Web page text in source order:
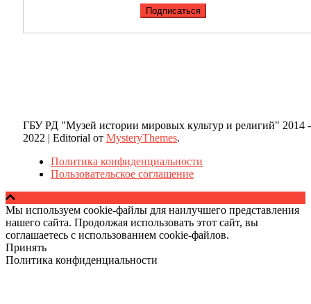
ГБУ РД "Музей истории мировых культур и религий" 2014 -
2022 | Editorial от MysteryThemes.
Политика конфиденциальности
Пользовательское соглашение
Мы используем cookie-файлы для наилучшего представления
нашего сайта. Продолжая использовать этот сайт, вы
соглашаетесь с использованием cookie-файлов.
Принять
Политика конфиденциальности